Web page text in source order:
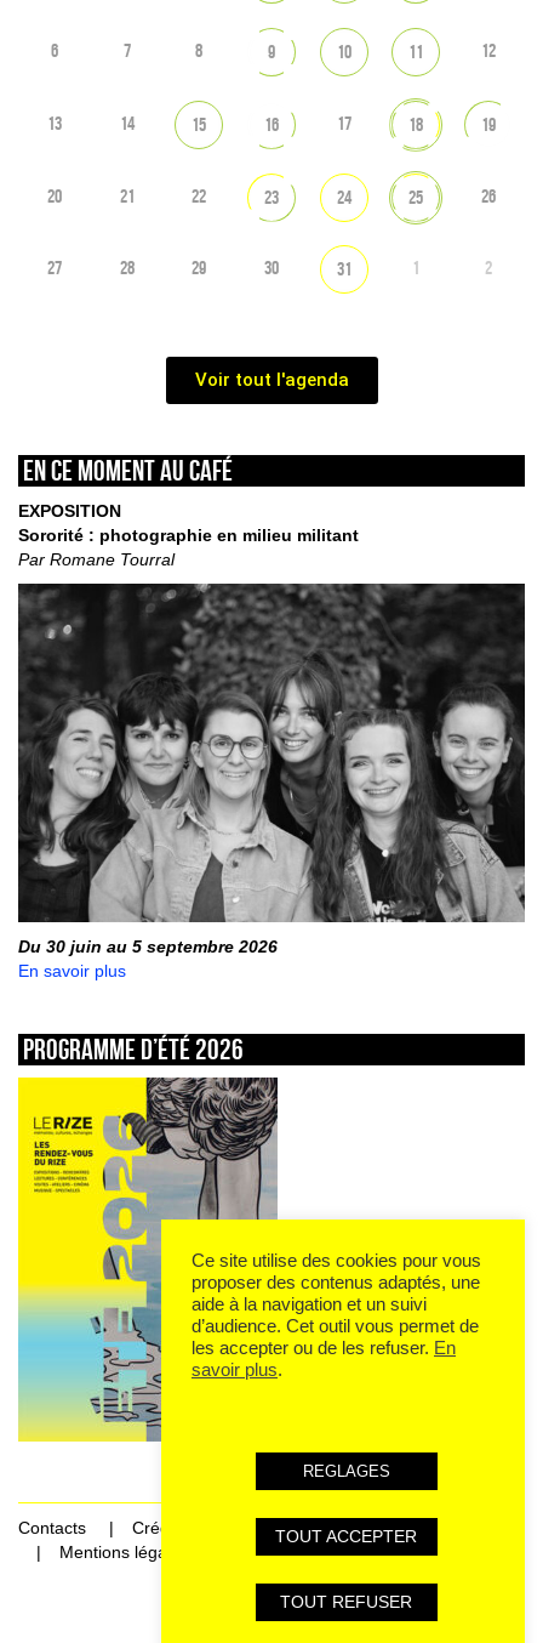
6 7 8 9 10 11 12
13 14 15 16 17 18 19
20 21 22 23 24 25 26
27 28 29 30 31 1 2
Voir tout l'agenda
En ce moment au café
EXPOSITION
Sororité : photographie en milieu militant
Par Romane Tourral
Du 30 juin au 5 septembre 2026
En savoir plus
Programme d’été 2026
Contacts
Crédits
Mentions légales et données personnelles
Ce site utilise des cookies pour vous
proposer des contenus adaptés, une
aide à la navigation et un suivi
d’audience. Cet outil vous permet de
les accepter ou de les refuser. En
savoir plus.
REGLAGES
TOUT ACCEPTER
TOUT REFUSER